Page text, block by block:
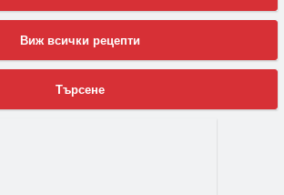
Виж всички рецепти
Търсене